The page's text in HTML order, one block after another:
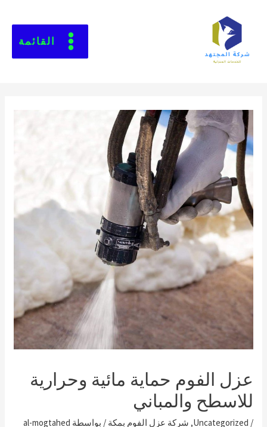
القائمة
عزل الفوم حماية مائية وحرارية
للاسطح والمباني
/
Uncategorized
, شركة عزل الفوم بمكة / بواسطة al-mogtahed